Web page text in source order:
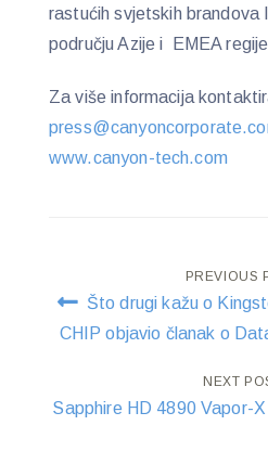
rastućih svjetskih brandova
području Azije i EMEA
Za više informacija
www.canyon-tech.com
Post
navigation
PREVIOUS
Što drugi kažu o
CHIP objavio članak o
NEXT
Sapphire HD 4890 Vapor-